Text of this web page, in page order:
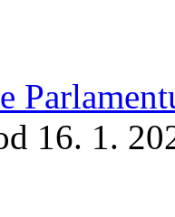
16. 1.